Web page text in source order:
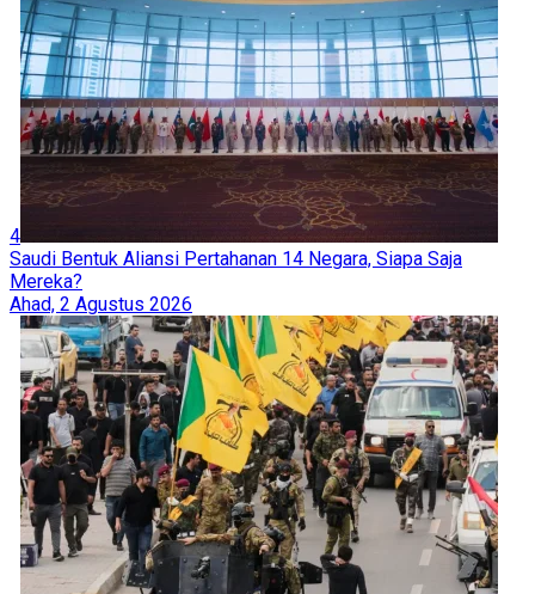
4
Saudi Bentuk Aliansi Pertahanan 14 Negara, Siapa Saja
Mereka?
Ahad, 2 Agustus 2026